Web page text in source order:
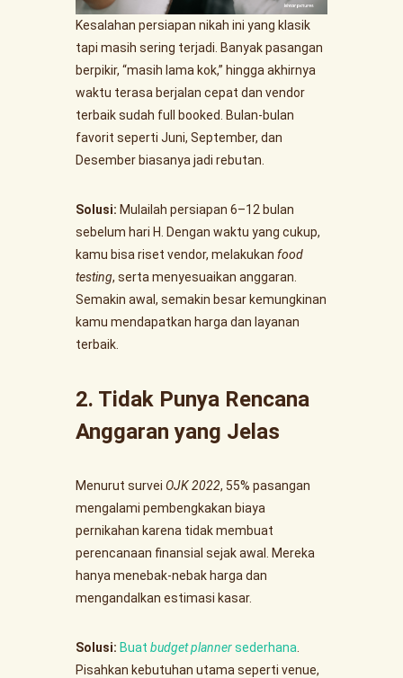
Kesalahan persiapan nikah ini yang klasik
tapi masih sering terjadi. Banyak pasangan
berpikir, “masih lama kok,” hingga akhirnya
waktu terasa berjalan cepat dan vendor
terbaik sudah full booked. Bulan-bulan
favorit seperti Juni, September, dan
Desember biasanya jadi rebutan.
Solusi: Mulailah persiapan 6–12 bulan
sebelum hari H. Dengan waktu yang cukup,
kamu bisa riset vendor, melakukan food
testing, serta menyesuaikan anggaran.
Semakin awal, semakin besar kemungkinan
kamu mendapatkan harga dan layanan
terbaik.
2. Tidak Punya Rencana
Anggaran yang Jelas
Menurut survei OJK 2022, 55% pasangan
mengalami pembengkakan biaya
pernikahan karena tidak membuat
perencanaan finansial sejak awal. Mereka
hanya menebak-nebak harga dan
mengandalkan estimasi kasar.
Solusi: Buat budget plannersederhana
Pisahkan kebutuhan utama seperti venue,